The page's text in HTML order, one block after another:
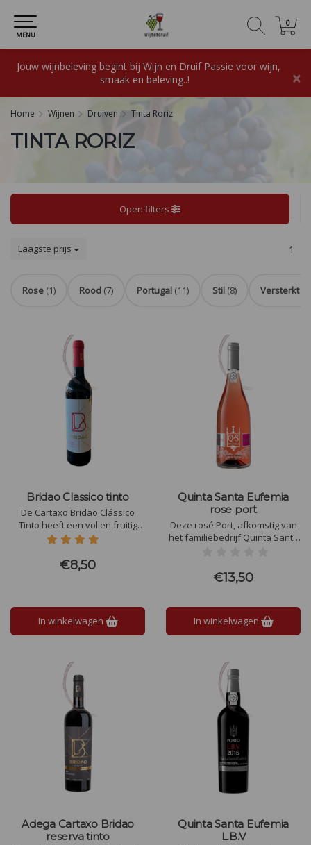
0
0
MENU
Jouw wijnbeleving begint bij Wijn en Druif Passie voor wijn,
smaak en beleving..!
×
Home Wijnen Druiven Tinta Roriz
TINTA RORIZ
Open filters
Laagste prijs 1
Rose (1) Rood (7) Portugal (11) Stil (8) Versterkt
Bridao Classico tinto
De Cartaxo Bridão Clássico
Tinto heeft een vol en fruitig
smaakprofiel, met tonen van
vleugje kruiden, harmonieus
verweven met subtiele hints
€8,50
In winkelwagen
Quinta Santa Eufemia
rose port
Deze rosé Port, afkomstig van
het familiebedrijf Quinta Santa
frambozen. Deze Port is lekker
zoet, fris, vrij vol en sappig van
€13,50
In winkelwagen
Adega Cartaxo Bridao
reserva tinto
Quinta Santa Eufemia
L.B.V